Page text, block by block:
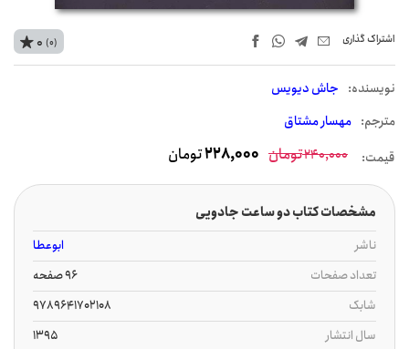
اشتراک‌ گذاری
نويسنده: جاش دیویس
مترجم: مهسار مشتاق
0 (0)
قیمت: 240,000تومان 228,000تومان
مشخصات کتاب دو ساعت جادویی
ناشر
ابوعطا
تعداد صفحات
96 صفحه
شابک
9789641702108
سال انتشار
1395